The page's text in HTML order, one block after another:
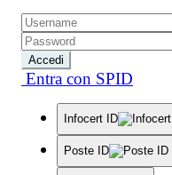
Accedi
Entra con SPID
Infocert ID
Poste ID